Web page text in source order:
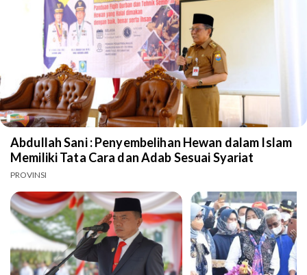
Abdullah Sani : Penyembelihan Hewan dalam Islam
Memiliki Tata Cara dan Adab Sesuai Syariat
PROVINSI